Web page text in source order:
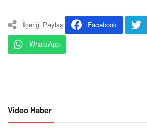
İçeriği Paylaş Facebook
WhatsApp
Video Haber